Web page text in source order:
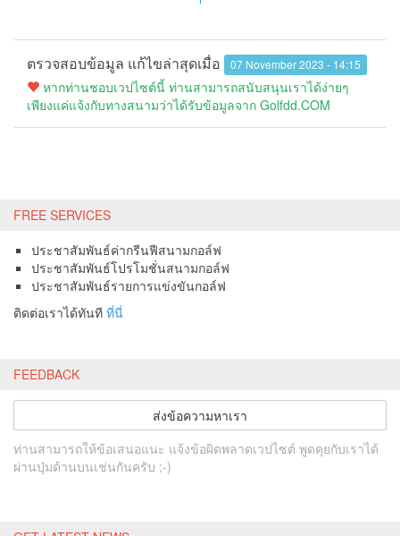
ตรวจสอบข้อมูล แก้ไขล่าสุดเมื่อ 07 November 2023 - 14:15
หากท่านชอบเวปไซต์นี้ ท่านสามารถสนับสนุนเราได้ง่ายๆ
เพียงแค่แจ้งกับทางสนามว่าได้รับข้อมูลจาก Golfdd.COM
FREE SERVICES
ประชาสัมพันธ์ค่ากรีนฟีสนามกอล์ฟ
ประชาสัมพันธ์โปรโมชั่นสนามกอล์ฟ
ประชาสัมพันธ์รายการแข่งขันกอล์ฟ
ติดต่อเราได้ทันที ที่นี่
FEEDBACK
ส่งข้อความหาเรา
ท่านสามารถให้ข้อเสนอแนะ แจ้งข้อผิดพลาดเวปไซต์ พูดคุยกับเราได้
ผ่านปุ่มด้านบนเช่นกันครับ ;-)